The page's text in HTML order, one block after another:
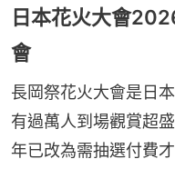
日本花火大會
會
長岡祭花火大會是日
有過萬人到場觀賞超
年已改為需抽選付費